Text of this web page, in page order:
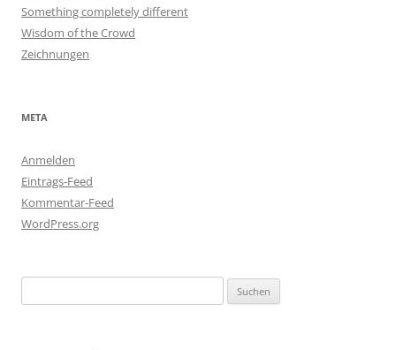
Something completely different
Wisdom of the Crowd
Zeichnungen
META
Anmelden
Eintrags-Feed
Kommentar-Feed
WordPress.org
nach: